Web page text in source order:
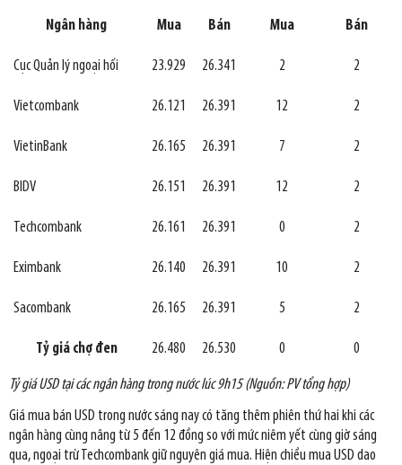
Ngân hàng Mua Bán Mua Bán
Cục Quản lý ngoại hối 23.929 26.341 2 2
Vietcombank 26.121 26.391 12 2
VietinBank 26.165 26.391 7 2
BIDV 26.151 26.391 12 2
Techcombank 26.161 26.391 0 2
Eximbank 26.140 26.391 10 2
Sacombank 26.165 26.391 5 2
Tỷ giá chợ đen 26.480 26.530 0 0
Tỷ giá USD tại các ngân hàng trong nước lúc 9h15 (Nguồn: PV tổng hợp)
Giá mua bán USD trong nước sáng nay có tăng thêm phiên thứ hai khi các
ngân hàng cùng nâng từ 5 đến 12 đồng so với mức niêm yết cùng giờ sáng
qua, ngoại trừ Techcombank giữ nguyên giá mua. Hiện chiều mua USD dao